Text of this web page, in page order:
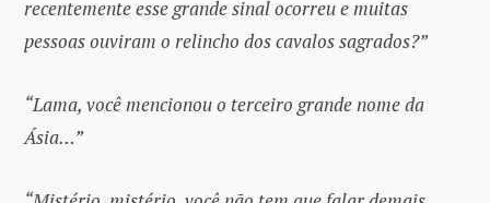
recentemente esse grande sinal ocorreu e muitas
pessoas ouviram o relincho dos cavalos sagrados?”
“Lama, você mencionou o terceiro grande nome da
Ásia…”